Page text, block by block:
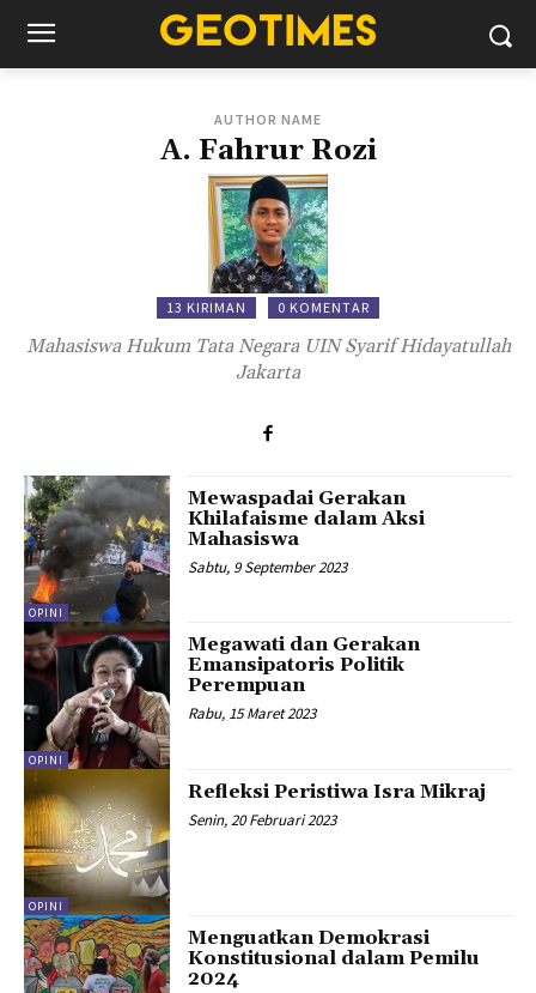
AUTHOR NAME
A. Fahrur Rozi
13 KIRIMAN 0 KOMENTAR
Mahasiswa Hukum Tata Negara UIN Syarif Hidayatullah
Jakarta
OPINI
Mewaspadai Gerakan
Khilafaisme dalam Aksi
Mahasiswa
Sabtu, 9 September 2023
OPINI
Megawati dan Gerakan
Emansipatoris Politik
Perempuan
Rabu, 15 Maret 2023
OPINI
Refleksi Peristiwa Isra Mikraj
Senin, 20 Februari 2023
Menguatkan Demokrasi
Konstitusional dalam Pemilu
2024